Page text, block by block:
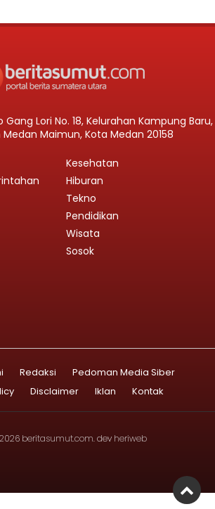
Lori No. 18, Kelurahan Kampung Baru,
Maimun, Kota Medan 20158
Kesehatan
Hiburan
Tekno
Pendidikan
Wisata
Sosok
Redaksi
Pedoman Media Siber
Disclaimer Iklan Kontak
beritasumut.com. dev heriweb